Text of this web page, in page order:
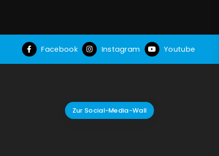
Facebook Instagram Youtube
Zur Social-Media-Wall